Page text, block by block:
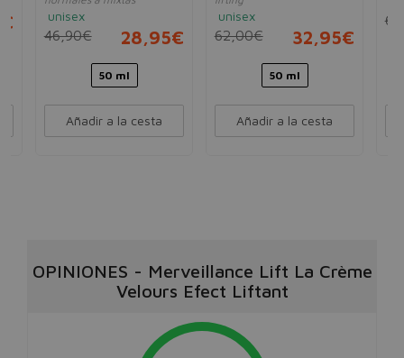
unisex
46,90€ 28,95€
50 ml
Añadir a la cesta
unisex
62,00€ 32,95€
50 ml
Añadir a la cesta
OPINIONES - Merveillance Lift La Crème
Velours Efect Liftant